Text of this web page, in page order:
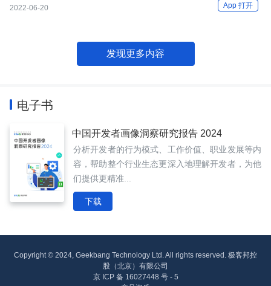
2022-06-20 App 打开
发现更多内容
电子书
中国开发者画像洞察研究报告 2024
分析开发者的行为模式、工作价值、职业发展等内
容，帮助整个行业生态更深入地理解开发者，为他
们提供更精准...
下载
Copyright © 2024, Geekbang Technology Ltd. All rights reserved. 极客邦控
股（北京）有限公司
京 ICP 备 16027448 号 - 5